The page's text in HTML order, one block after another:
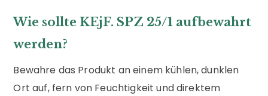
Wie sollte KEjF. SPZ 25/1 aufbewahrt
werden?
Bewahre das Produkt an einem kühlen, dunklen
Ort auf, fern von Feuchtigkeit und direktem